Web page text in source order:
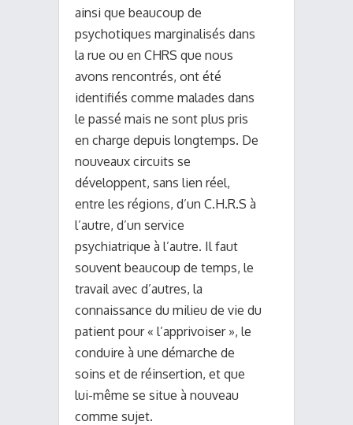
ainsi que beaucoup de
psychotiques marginalisés dans
la rue ou en CHRS que nous
avons rencontrés, ont été
identifiés comme malades dans
le passé mais ne sont plus pris
en charge depuis longtemps. De
nouveaux circuits se
développent, sans lien réel,
entre les régions, d’un C.H.R.S à
l’autre, d’un service
psychiatrique à l’autre. Il faut
souvent beaucoup de temps, le
travail avec d’autres, la
connaissance du milieu de vie du
patient pour « l’apprivoiser », le
conduire à une démarche de
soins et de réinsertion, et que
lui-même se situe à nouveau
comme sujet.